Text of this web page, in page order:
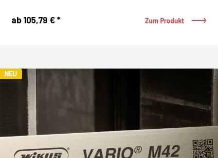
ab 105,79 € * Zum Produkt
NEU